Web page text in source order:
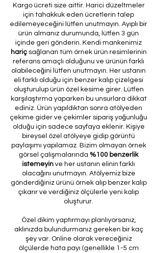
Kargo ücreti size aittir. Harici düzeltmeler
için tahakkuk eden ücretlerin talep
edilemeyeceğini lütfen unutmayın. Ayıplı bir
ürün almanız durumunda, lütfen 3 gün
içinde geri gönderin. Kendi mankenimiz
hariçsağlanan tüm örnek ürün resimlerinin
referans amaçlı olduğunu ve ürünün farklı
olabileceğini lütfen unutmayın. Her ustanın
eli farklı olduğu için benzer kalıp çizelgesi
oluşturulup ürün özel kesime girer. Lütfen
karşılaştırma yaparken bu unsurlara dikkat
ediniz. Ürün yapıldıktan sonra atölyeden
çekime gider ve çekimler sipariş yoğunluğu
olduğu için sadece sayfaya eklenir. Kişiye
bireysel özel atölyeye gidip görüntü
paylaşımı yapılamaz. Bizim olmayan örnek
görsel çalışmalarında %100 benzerlik
istemeyin ve her ustanın elinin farklı
olacağını unutmayın. Atölyemiz bize
gönderdiğiniz ürünü örnek alıp benzer kalıp
çıkarır ve verdiğiniz ölçülerle yeni kalıp
oluşturur.
Özel dikim yaptırmayı planlıyorsanız,
aklınızda bulundurmanız gereken bir kaç
şey var. Online olarak vereceğiniz
ölçülerde hata payı (genellikle 1-5 cm